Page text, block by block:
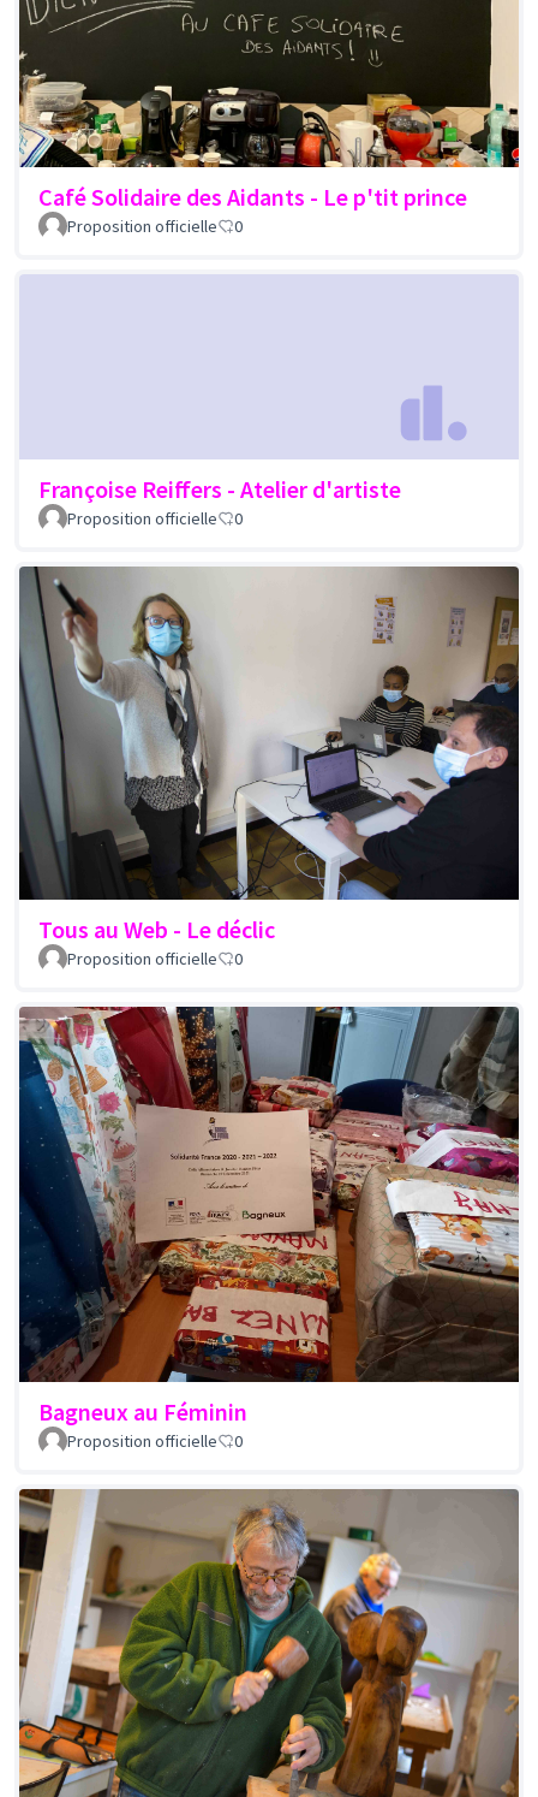
Café Solidaire des Aidants - Le p'tit prince
Proposition officielle 0
Françoise Reiffers - Atelier d'artiste
Proposition officielle 0
Tous au Web - Le déclic
Proposition officielle 0
Bagneux au Féminin
Proposition officielle 0